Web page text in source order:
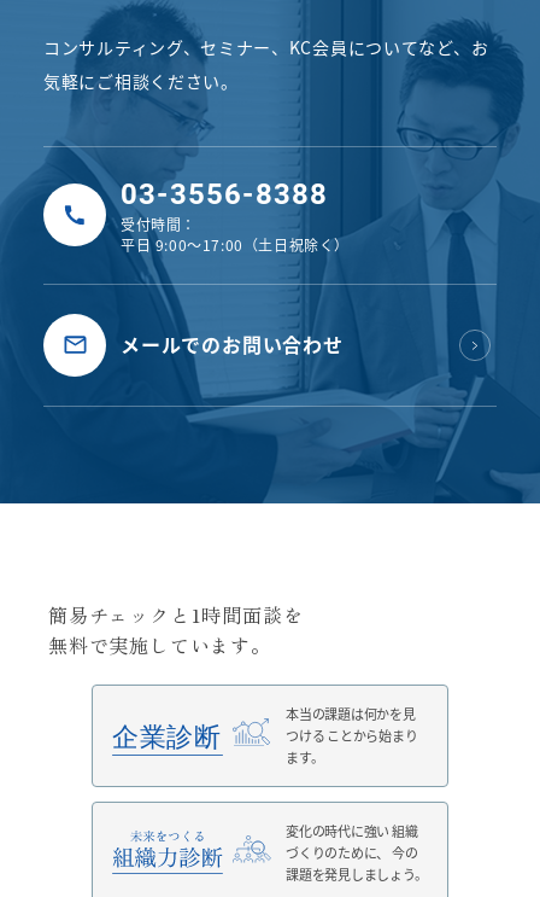
コンサルティング、セミナー、KC会員についてなど、 お
気軽にご相談ください。
03-3556-8388
受付時間：
平日 9:00〜17:00（土日祝除く）
メールでのお問い合わせ
簡易チェックと1時間面談を
無料で実施しています。
本当の課題は何かを見
つける ことから始まり
ます。
変化の時代に強い組織
づくりのために、
今の
課題を発見しましょう。